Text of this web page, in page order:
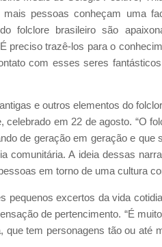
mais pessoas conheçam uma
folclore brasileiro são
preciso trazê-los para o
com esses seres
e outros elementos do
celebrado em 22 de agosto. “O
de geração em geração e
comunitária. A ideia dessas
em torno de uma cultura
pequenos excertos da vida
de pertencimento. “É
tem personagens tão ou até